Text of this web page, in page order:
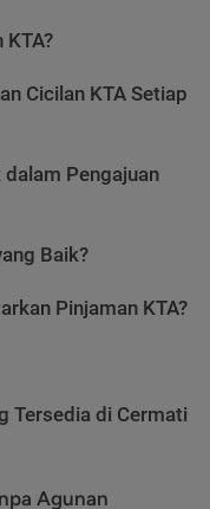
KTA?
Cicilan KTA Setiap
dalam Pengajuan
Baik?
Pinjaman KTA?
Tersedia di Cermati
Agunan